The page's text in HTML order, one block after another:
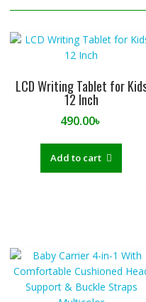
LCD Writing Tablet for
12 Inch
490.00৳
Add to cart